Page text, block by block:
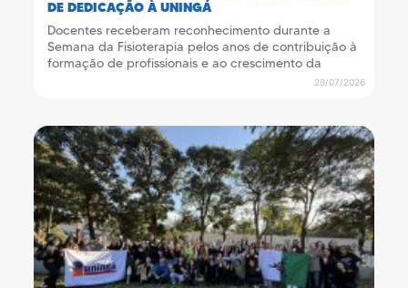
DE DEDICAÇÃO À UNINGÁ
Docentes receberam reconhecimento durante a
Semana da Fisioterapia pelos anos de contribuição à
formação de profissionais e ao crescimento da
29/07/2026